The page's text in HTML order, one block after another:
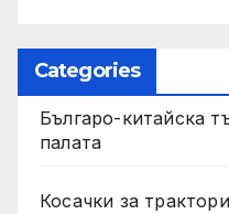
Categories
Българо-китайска
палата
Косачки за трактори